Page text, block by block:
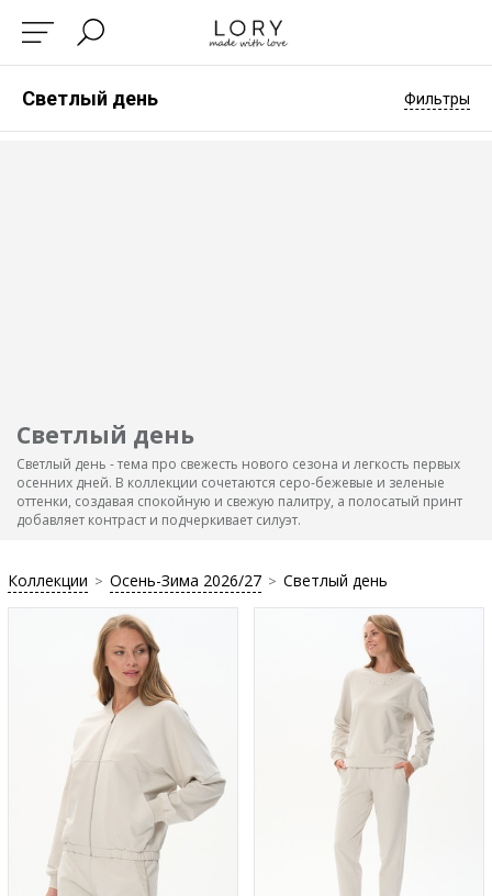
Светлый день Фильтры
Светлый день
Светлый день - тема про свежесть нового сезона и легкость первых
осенних дней. В коллекции сочетаются серо-бежевые и зеленые
оттенки, создавая спокойную и свежую палитру, а полосатый принт
добавляет контраст и подчеркивает силуэт.
Коллекции > Осень-Зима 2026/27 > Светлый день